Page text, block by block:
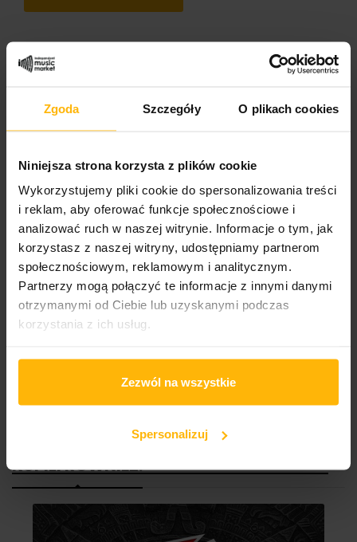
Zgoda Szczegóły O plikach cookies
Niniejsza strona korzysta z plików cookie
Wykorzystujemy pliki cookie do spersonalizowania treści
i reklam, aby oferować funkcje społecznościowe i
analizować ruch w naszej witrynie. Informacje o tym, jak
korzystasz z naszej witryny, udostępniamy partnerom
społecznościowym, reklamowym i analitycznym.
Partnerzy mogą połączyć te informacje z innymi danymi
otrzymanymi od Ciebie lub uzyskanymi podczas
korzystania z ich usług.
Zezwól na wszystkie
Spersonalizuj
Podziw i lęk
Filtry
Życie
Surrender
Spotkanie
Kamienie
O czym nie mówią
Gdy świat (w moim pokoju płacze)
Chmury
KUPILI RÓWNIEŻ: